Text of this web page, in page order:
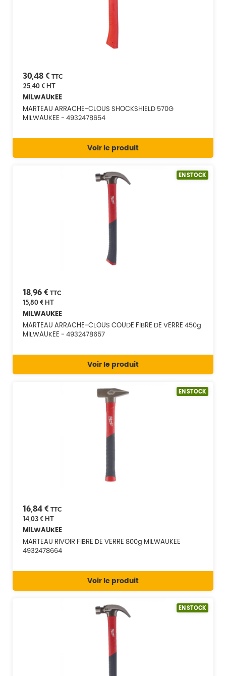
30,48 € TTC
25,40 €HT
MILWAUKEE
MARTEAU ARRACHE-CLOUS SHOCKSHIELD 570G
MILWAUKEE - 4932478654
Voir le produit
EN STOCK
18,96 € TTC
15,80 €HT
MILWAUKEE
MARTEAU ARRACHE-CLOUS COUDE FIBRE DE VERRE 450g
MILWAUKEE - 4932478657
Voir le produit
EN STOCK
16,84 € TTC
14,03 €HT
MILWAUKEE
MARTEAU RIVOIR FIBRE DE VERRE 800g MILWAUKEE
4932478664
Voir le produit
EN STOCK